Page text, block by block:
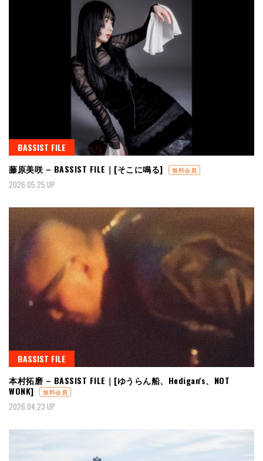
BASSIST FILE
藤原美咲 – BASSIST FILE｜[そこに鳴る]
無料会員
2026.05.25 UP
BASSIST FILE
本村拓磨 – BASSIST FILE｜[ゆうらん船、Hedigan's、NOT
WONK]
無料会員
2026.04.23 UP